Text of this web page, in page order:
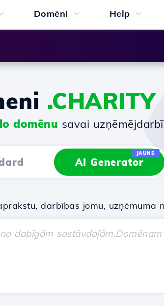
Domēni Help
.CHARITY
domēnu savai
AI Generator
JAUNS
darbības jomu, uzņēmuma